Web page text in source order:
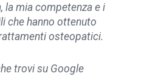
la mia competenza e i
che hanno ottenuto
osteopatici.
trovi su Google